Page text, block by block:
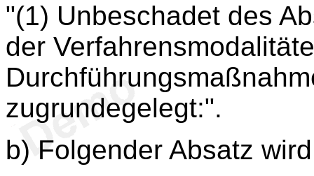
"(1) Unbeschadet des
der
zugrundegelegt:".
b) Folgender Absatz